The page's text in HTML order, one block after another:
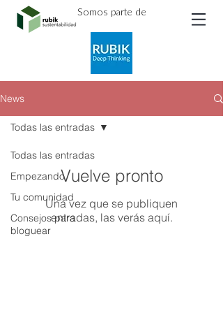
Somos parte de
News
Todas las entradas
Empezando
Tu comunidad
Consejos para
bloguear
Todas las entradas
Vuelve pronto
Una vez que se publiquen
entradas, las verás aquí.